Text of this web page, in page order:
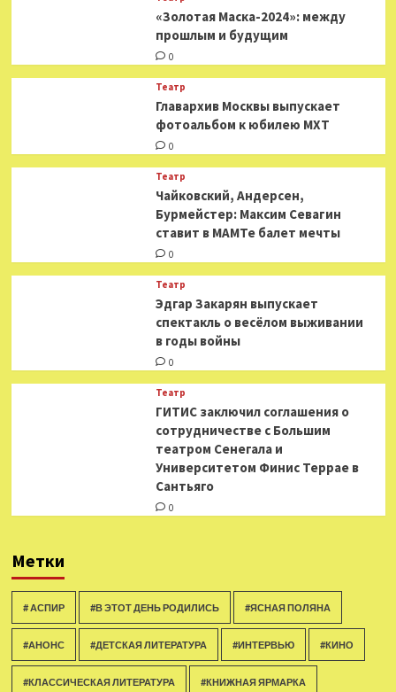
«Золотая Маска-2024»: между
прошлым и будущим
0
Театр
​​Главархив Москвы выпускает
фотоальбом к юбилею МХТ
0
Театр
​​Чайковский, Андерсен,
Бурмейстер: Максим Севагин
ставит в МАМТе балет мечты
0
Театр
Эдгар Закарян выпускает
спектакль о весёлом выживании
в годы войны
0
Театр
ГИТИС заключил соглашения о
сотрудничестве с Большим
театром Сенегала и
Университетом Финис Террае в
Сантьяго
0
Метки
# АСПИР #В ЭТОТ ДЕНЬ РОДИЛИСЬ #ЯСНАЯ ПОЛЯНА
#АНОНС #ДЕТСКАЯ ЛИТЕРАТУРА #ИНТЕРВЬЮ #КИНО
#КЛАССИЧЕСКАЯ ЛИТЕРАТУРА #КНИЖНАЯ ЯРМАРКА